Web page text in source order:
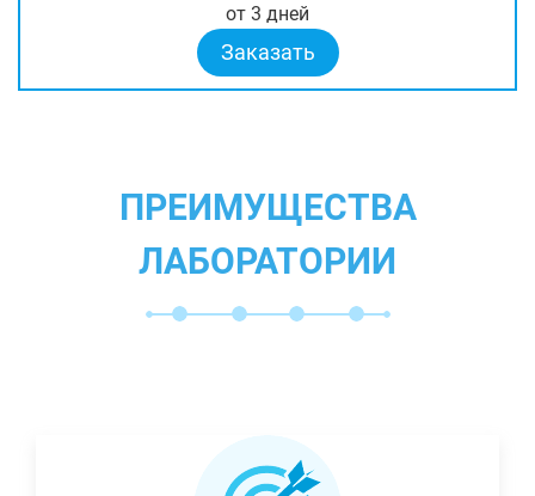
от 3 дней
Заказать
ПРЕИМУЩЕСТВА
ЛАБОРАТОРИИ